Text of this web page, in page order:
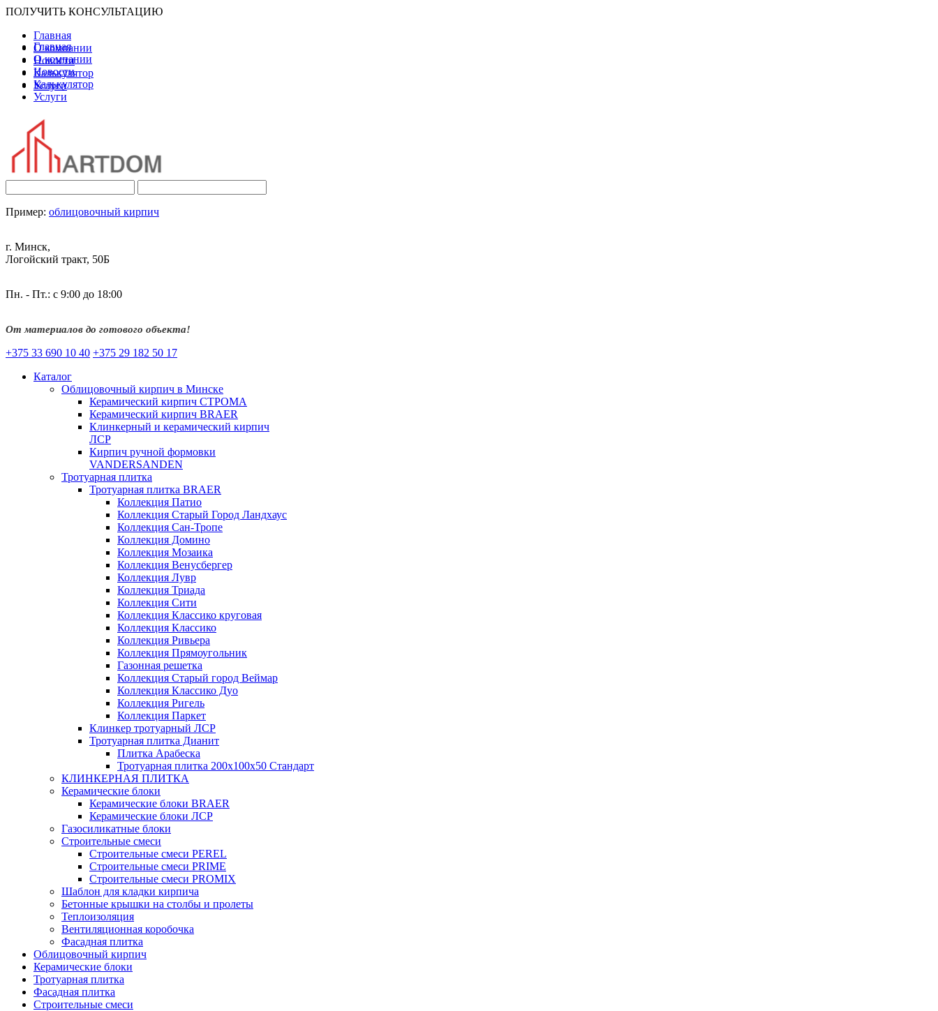
ПОЛУЧИТЬ КОНСУЛЬТАЦИЮ
Главная
О компании
Новости
Калькулятор
Услуги
Главная
О компании
Новости
Калькулятор
Услуги
Пример: облицовочный кирпич
г. Минск,
Логойский тракт, 50Б
Пн. - Пт.: с 9:00 до 18:00
От материалов до готового объекта!
+375 33 690 10 40 +375 29 182 50 17
Каталог
Облицовочный кирпич в Минске
Керамический кирпич СТРОМА
Керамический кирпич BRAER
Клинкерный и керамический кирпич
ЛСР
Кирпич ручной формовки
VANDERSANDEN
Тротуарная плитка
Тротуарная плитка BRAER
Коллекция Патио
Коллекция Старый Город Ландхаус
Коллекция Сан-Тропе
Коллекция Домино
Коллекция Мозаика
Коллекция Венусбергер
Коллекция Лувр
Коллекция Триада
Коллекция Сити
Коллекция Классико круговая
Коллекция Классико
Коллекция Ривьера
Коллекция Прямоугольник
Газонная решетка
Коллекция Старый город Веймар
Коллекция Классико Дуо
Коллекция Ригель
Коллекция Паркет
Клинкер тротуарный ЛСР
Тротуарная плитка Дианит
Плитка Арабеска
Тротуарная плитка 200х100х50 Стандарт
КЛИНКЕРНАЯ ПЛИТКА
Керамические блоки
Керамические блоки BRAER
Керамические блоки ЛСР
Газосиликатные блоки
Строительные смеси
Строительные смеси PEREL
Строительные смеси PRIME
Строительные смеси PROMIX
Шаблон для кладки кирпича
Бетонные крышки на столбы и пролеты
Теплоизоляция
Вентиляционная коробочка
Фасадная плитка
Облицовочный кирпич
Керамические блоки
Тротуарная плитка
Фасадная плитка
Строительные смеси